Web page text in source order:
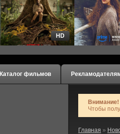
HD
Каталог фильмов
Внимание!
Чтобы
Главная »